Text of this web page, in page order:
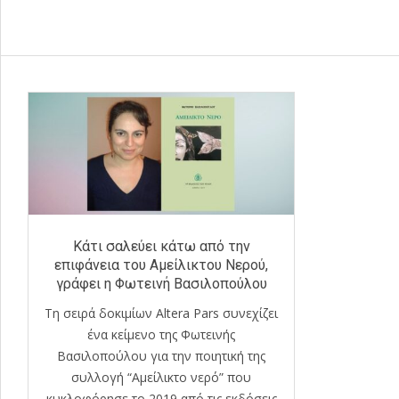
Κάτι σαλεύει κάτω από την
επιφάνεια του Αμείλικτου Νερού,
γράφει η Φωτεινή Βασιλοπούλου
Τη σειρά δοκιμίων Altera Pars συνεχίζει
ένα κείμενο της Φωτεινής
Βασιλοπούλου για την ποιητική της
συλλογή “Αμείλικτο νερό” που